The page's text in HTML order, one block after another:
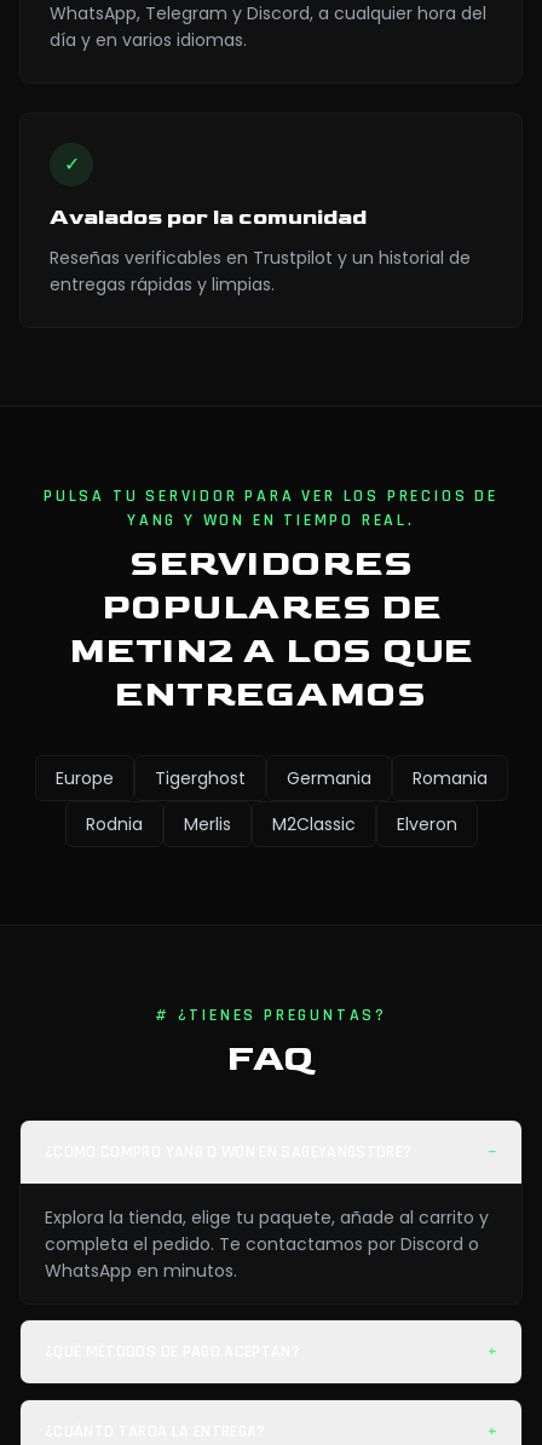
WhatsApp, Telegram y Discord, a cualquier hora del
día y en varios idiomas.
✓
Avalados por la comunidad
Reseñas verificables en Trustpilot y un historial de
entregas rápidas y limpias.
PULSA TU SERVIDOR PARA VER LOS PRECIOS DE
YANG Y WON EN TIEMPO REAL.
SERVIDORES
POPULARES DE
METIN2 A LOS QUE
ENTREGAMOS
Europe Tigerghost Germania
Romania
Rodnia
Merlis M2Classic Elveron
# ¿TIENES PREGUNTAS?
FAQ
−
Explora la tienda, elige tu paquete, añade al carrito y
completa el pedido. Te contactamos por Discord o
WhatsApp en minutos.
+
+